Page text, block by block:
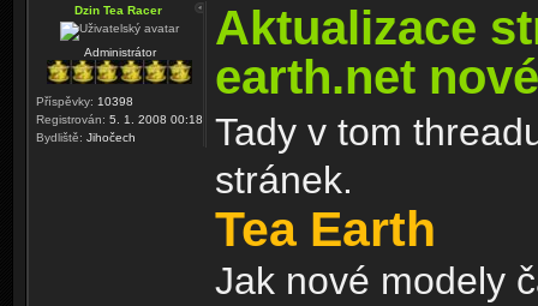
Dzin Tea Racer
Administrátor
Příspěvky: 10398
Registrován: 5. 1. 2008 00:18
Bydliště: Jihočech
Aktualizace
earth.net
Tady v tom
stránek.
Tea Earth
Jak nové modely